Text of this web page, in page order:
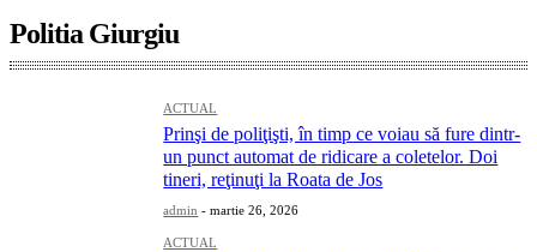
Politia Giurgiu
ACTUAL
Prinşi de poliţişti, în timp ce voiau să fure dintr-
un punct automat de ridicare a coletelor. Doi
tineri, reţinuţi la Roata de Jos
admin - martie 26, 2026
ACTUAL